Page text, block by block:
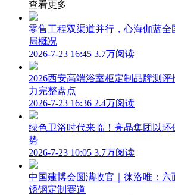
查看更多
零售工程双渠道并行，心海伽蓝全
局概况
2026-7-23 16:45 3.7万阅读
2026西安高端浴室柜定制品牌测
力完整盘点
2026-7-23 16:36 2.4万阅读
绿色卫浴时代来临！亮晶集团以环
势
2026-7-23 10:05 3.7万阅读
中国建博会圆满收官｜徕洛唯：六
锈钢定制赛道